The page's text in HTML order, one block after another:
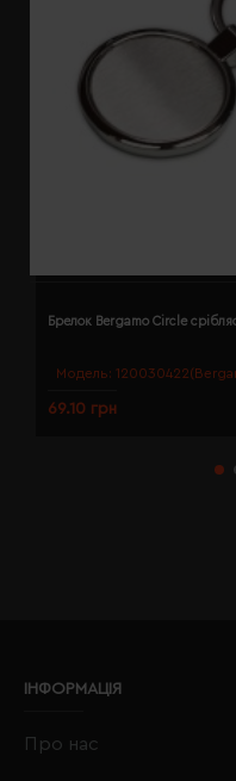
Модель:
Брелок Bergamo Circle
69.10 грн
ІНФОРМАЦІЯ
Про нас